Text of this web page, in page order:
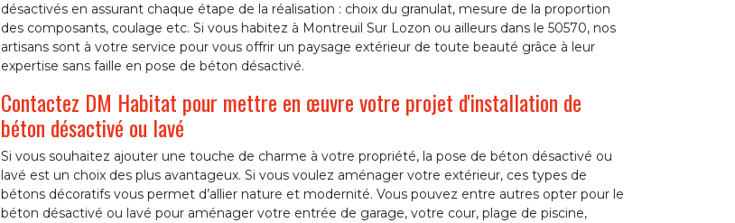
désactivés en assurant chaque étape de la réalisation : choix du granulat, mesure de la proportion
des composants, coulage etc. Si vous habitez à Montreuil Sur Lozon ou ailleurs dans le 50570, nos
artisans sont à votre service pour vous offrir un paysage extérieur de toute beauté grâce à leur
expertise sans faille en pose de béton désactivé.
Contactez DM Habitat pour mettre en œuvre votre projet d'installation de
béton désactivé ou lavé
Si vous souhaitez ajouter une touche de charme à votre propriété, la pose de béton désactivé ou
lavé est un choix des plus avantageux. Si vous voulez aménager votre extérieur, ces types de
bétons décoratifs vous permet d’allier nature et modernité. Vous pouvez entre autres opter pour le
béton désactivé ou lavé pour aménager votre entrée de garage, votre cour, plage de piscine,